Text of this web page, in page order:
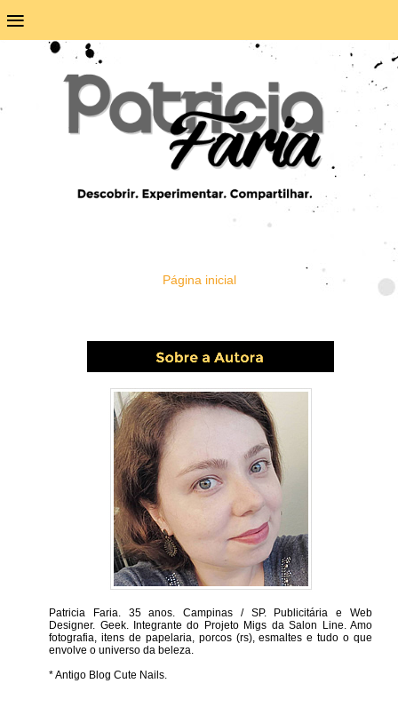
≡
Página inicial
Patricia Faria. 35 anos. Campinas / SP. Publicitária e Web
Designer. Geek. Integrante do Projeto Migs da Salon Line. Amo
fotografia, itens de papelaria, porcos (rs), esmaltes e tudo o que
envolve o universo da beleza.
* Antigo Blog Cute Nails.